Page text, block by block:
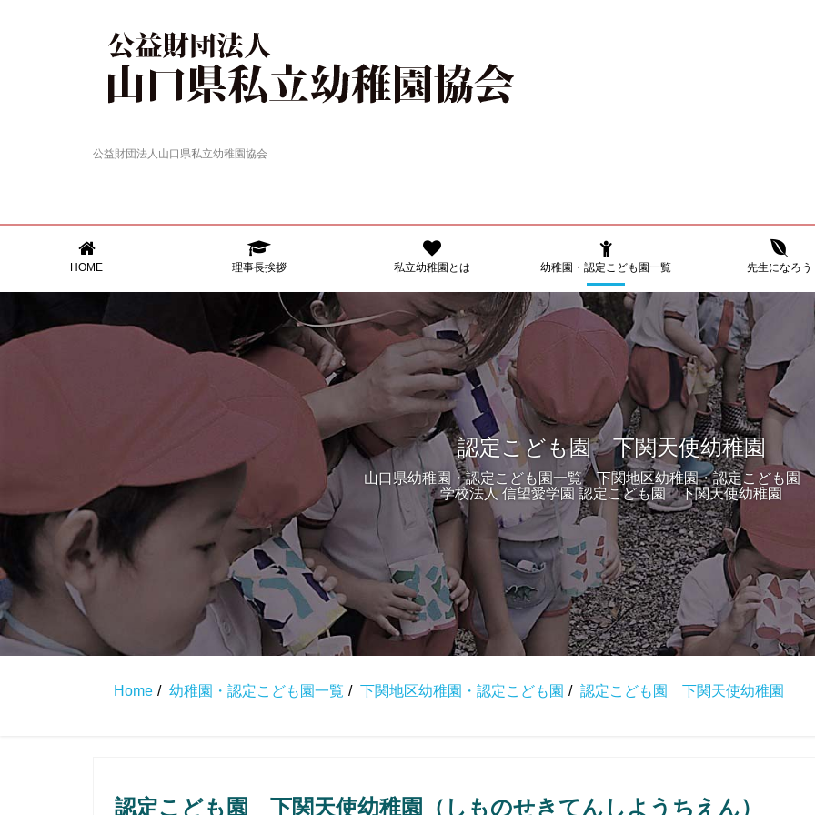
公益財団法人山口県私立幼稚園協会
HOME 理事長挨拶 私立幼稚園とは 幼稚園・認定こども園一覧 先生になろう
認定こども園 下関天使幼稚園
山口県幼稚園・認定こども園一覧 下関地区幼稚園・認定こども園
学校法人 信望愛学園 認定こども園 下関天使幼稚園
Home 幼稚園・認定こども園一覧 下関地区幼稚園・認定こども園 認定こども園 下関天使幼稚園
認定こども園 下関天使幼稚園（しものせきてんしようちえん）